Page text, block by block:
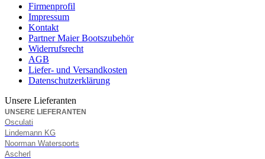
Firmenprofil
Impressum
Kontakt
Partner Maier Bootszubehör
Widerrufsrecht
AGB
Liefer- und Versandkosten
Datenschutzerklärung
Unsere Lieferanten
UNSERE LIEFERANTEN
Osculati
Lindemann KG
Noorman Watersports
Ascherl